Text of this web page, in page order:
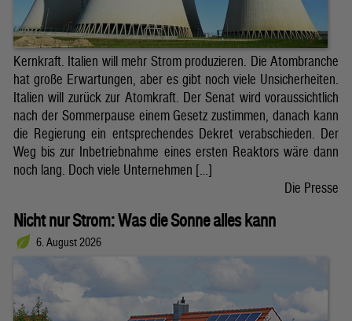
Kernkraft. Italien will mehr Strom produzieren. Die Atombranche
hat große Erwartungen, aber es gibt noch viele Unsicherheiten.
Italien will zurück zur Atomkraft. Der Senat wird voraussichtlich
nach der Sommerpause einem Gesetz zustimmen, danach kann
die Regierung ein entsprechendes Dekret verabschieden. Der
Weg bis zur Inbetriebnahme eines ersten Reaktors wäre dann
noch lang. Doch viele Unternehmen […]
Die Presse
Nicht nur Strom: Was die Sonne alles kann
6. August 2026